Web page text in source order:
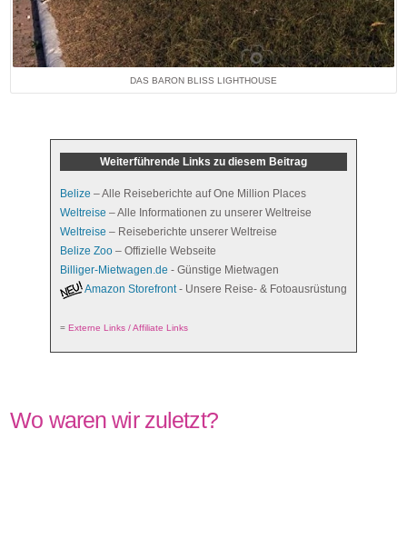
DAS BARON BLISS LIGHTHOUSE
Weiterführende Links zu diesem Beitrag
Belize – Alle Reiseberichte auf One Million Places
Weltreise – Alle Informationen zu unserer Weltreise
Weltreise – Reiseberichte unserer Weltreise
Belize Zoo – Offizielle Webseite
Billiger-Mietwagen.de - Günstige Mietwagen
Amazon Storefront- Unsere Reise- & Fotoausrüstung
= Externe Links / Affiliate Links
Wo waren wir zuletzt?